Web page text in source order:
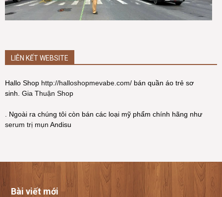
LIÊN KẾT WEBSITE
Hallo Shop http://halloshopmevabe.com/ bán quần áo trẻ sơ
sinh. Gia Thuận Shop
. Ngoài ra chúng tôi còn bán các loại mỹ phẩm chính hãng như
serum trị mụn Andisu
Bài viết mới